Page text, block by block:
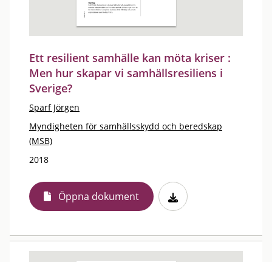
Ett resilient samhälle kan möta kriser :
Men hur skapar vi samhällsresiliens i
Sverige?
Sparf Jörgen
Myndigheten för samhällsskydd och beredskap
(MSB)
2018
Öppna dokument